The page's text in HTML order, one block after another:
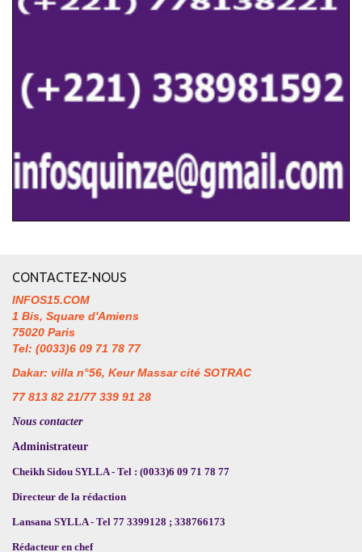
CONTACTEZ-NOUS
INFOS15.COM
1 Bis, Square d'Amiens
75020 Paris
Tel: (0033)6 09 71 78 77
Dakar: villa n°56, Keur Massar cité SOTRAC
77 813 82 21/77 339 91 28
Nous contacter
Administrateur
Cheikh Sidou SYLLA - Tel : (0033)6 09 71 78 77
Directeur de la rédaction
Lansana SYLLA - Tel 77 3399128 ; 338766173
Rédacteur en chef